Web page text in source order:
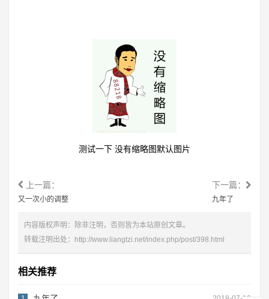
测试一下 没有缩略图默认图片
上一篇：
又一次小的调整
下一篇：
九年了
内容版权声明：除非注明，否则皆为本站原创文章。
转载注明出处： http://www.liangtzi.net/index.php/post/398.html
相关推荐